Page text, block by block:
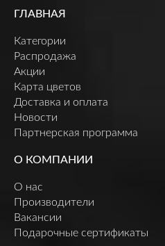
ГЛАВНАЯ
Категории
Распродажа
Акции
Карта цветов
Доставка и оплата
Новости
Партнерская программа
О КОМПАНИИ
О нас
Производители
Вакансии
Подарочные сертификаты